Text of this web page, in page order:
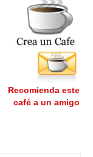
Recomienda este
café a un amigo